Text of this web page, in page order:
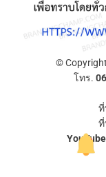
©
โทร.
ที่
ที่